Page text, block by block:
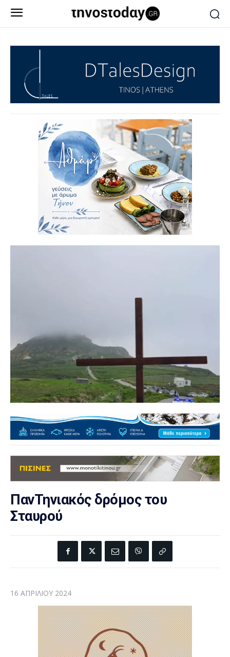
ΠανΤηνιακός δρόμος του
Σταυρού
16 ΑΠΡΙΛΊΟΥ 2024